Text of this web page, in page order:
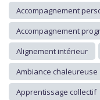
Accompagnement
Accompagnement
Alignement intérieur
Ambiance chaleureuse
Apprentissage collectif